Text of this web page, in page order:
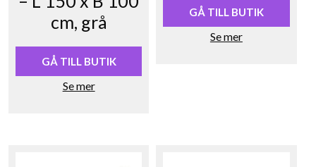
cm, grå
GÅ TILL BUTIK
Se mer
GÅ TILL BUTIK
Se mer